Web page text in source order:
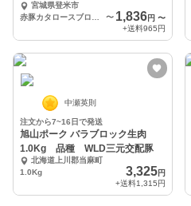
宮城県登米市
〜 1,836円 〜
+送料965円
中瀬英則
注文から7~16日で発送
旭山ポーク バラブロック生肉
1.0Kg 品種 WLD三元交配豚
北海道上川郡当麻町
1.0Kg
3,325円
+送料1,315円